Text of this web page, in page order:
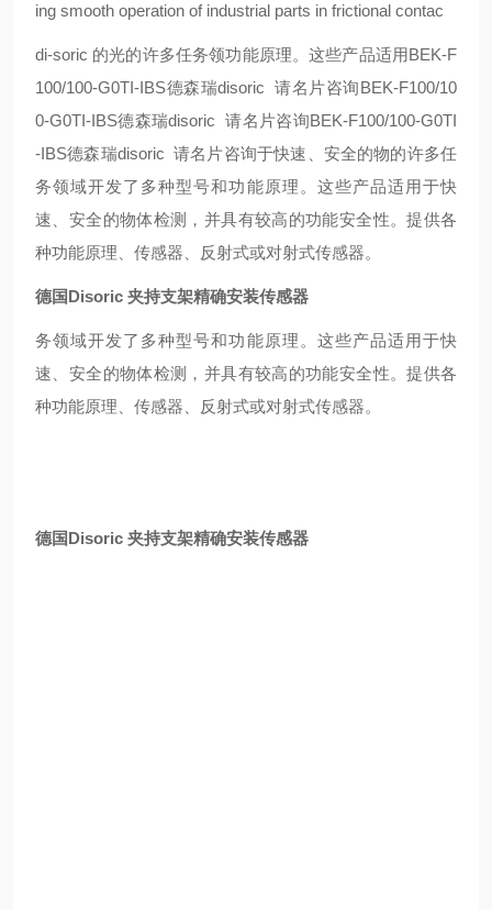
ing smooth operation of industrial parts in frictional contac
di-soric 的光的许多任务领功能原理。这些产品适用BEK-F
100/100-G0TI-IBS德森瑞disoric 请名片咨询BEK-F100/10
0-G0TI-IBS德森瑞disoric 请名片咨询BEK-F100/100-G0TI
-IBS德森瑞disoric 请名片咨询于快速、安全的物的许多任
务领域开发了多种型号和功能原理。这些产品适用于快
速、安全的物体检测，并具有较高的功能安全性。提供各
种功能原理、传感器、反射式或对射式传感器。
德国Disoric 夹持支架精确安装传感器
务领域开发了多种型号和功能原理。这些产品适用于快
速、安全的物体检测，并具有较高的功能安全性。提供各
种功能原理、传感器、反射式或对射式传感器。
德国Disoric 夹持支架精确安装传感器